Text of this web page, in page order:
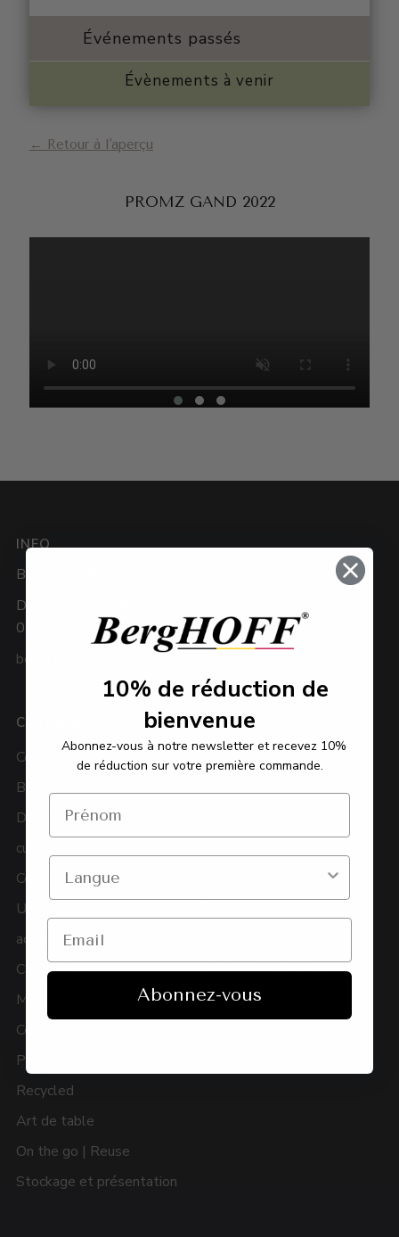
Événements passés
Évènements à venir
← Retour à l'aperçu
PROMZ GAND 2022
INFO
BergHOFF Benelux
De Weven 3, 3583 Paal
011 92 22 22
belgium@berghoff.be
CATÉGORIES
Couverts
BBQ
Downdraft Batteries de
cuisine
Coffrets cadeaux
Ustensiles de cuisine et
accessoires
Café & thé
Marmites et poêles
Coutellerie
Plats à four
Recycled
Art de table
On the go | Reuse
Stockage et présentation
SERVICE CLIENTS
Termes et conditions
Droit de rétractation
Garantie
10% de réduction de
bienvenue
Abonnez-vous à notre newsletter et recevez 10%
de réduction sur votre première commande.
Abonnez-vous